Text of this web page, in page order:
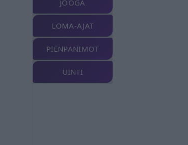
JOOGA
LOMA-AJAT
PIENPANIMOT
UINTI